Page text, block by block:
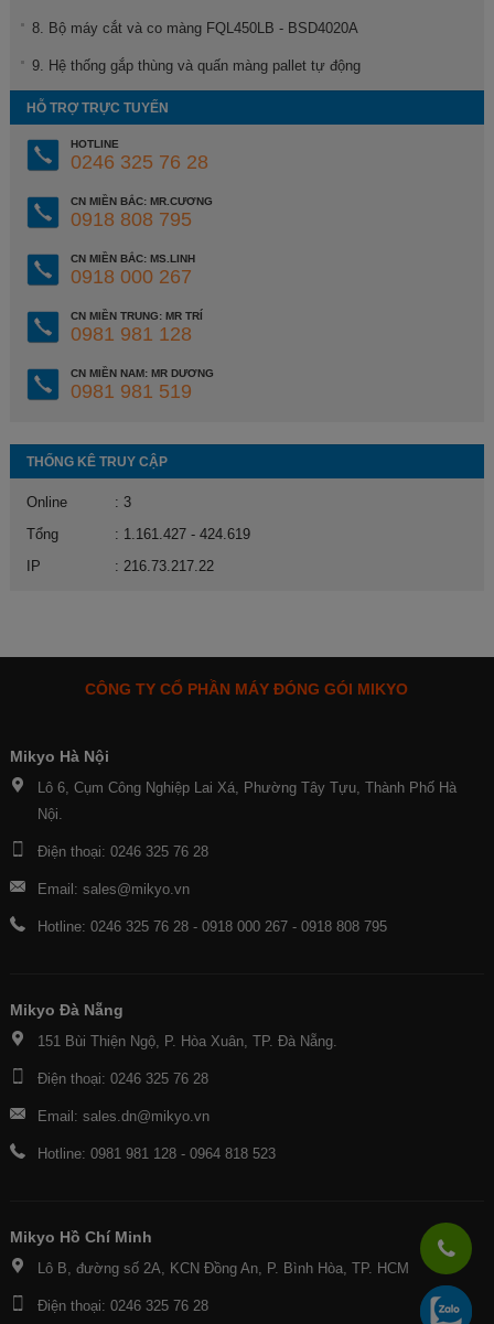
8. Bộ máy cắt và co màng FQL450LB - BSD4020A
9. Hệ thống gắp thùng và quấn màng pallet tự động
HỖ TRỢ TRỰC TUYẾN
HOTLINE
0246 325 76 28
CN MIỀN BẮC: MR.CƯƠNG
0918 808 795
CN MIỀN BẮC: MS.LINH
0918 000 267
CN MIỀN TRUNG: MR TRÍ
0981 981 128
CN MIỀN NAM: MR DƯƠNG
0981 981 519
THỐNG KÊ TRUY CẬP
Online
: 3
Tổng
: 1.161.427 - 424.619
IP
: 216.73.217.22
CÔNG TY CỔ PHẦN MÁY ĐÓNG GÓI MIKYO
Mikyo Hà Nội
Lô 6, Cụm Công Nghiệp Lai Xá, Phường Tây Tựu, Thành Phố Hà
Nội.
Điện thoại: 0246 325 76 28
Email: sales@mikyo.vn
Hotline: 0246 325 76 28 - 0918 000 267 - 0918 808 795
Mikyo Đà Nẵng
151 Bùi Thiện Ngộ, P. Hòa Xuân, TP. Đà Nẵng.
Điện thoại: 0246 325 76 28
Email: sales.dn@mikyo.vn
Hotline: 0981 981 128 - 0964 818 523
Mikyo Hồ Chí Minh
Lô B, đường số 2A, KCN Đồng An, P. Bình Hòa, TP. HCM
Điện thoại: 0246 325 76 28